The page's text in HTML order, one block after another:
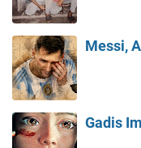
Messi,
Gadis